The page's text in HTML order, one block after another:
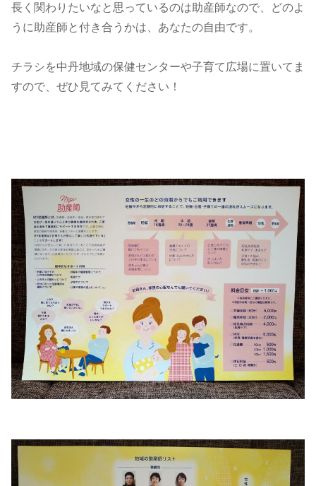
長く関わりたいなと思っているのは助産師なので、どのよ
うに助産師と付き合うかは、あなたの自由です。
チラシを中丹地域の保健センターや子育て広場に置いてま
すので、ぜひ見てみてください！